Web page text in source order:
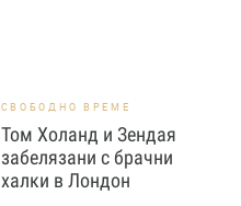
СВОБОДНО ВРЕМЕ
Том Холанд и Зендая
забелязани с брачни
халки в Лондон